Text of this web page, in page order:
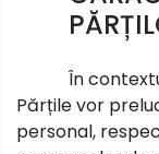
În
Părțile vor
personal,